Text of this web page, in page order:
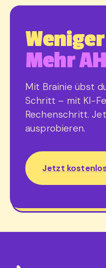
Mehr
Mit Brainie übst
Schritt – mit KI-
Rechenschritt.
ausprobieren.
Jetzt